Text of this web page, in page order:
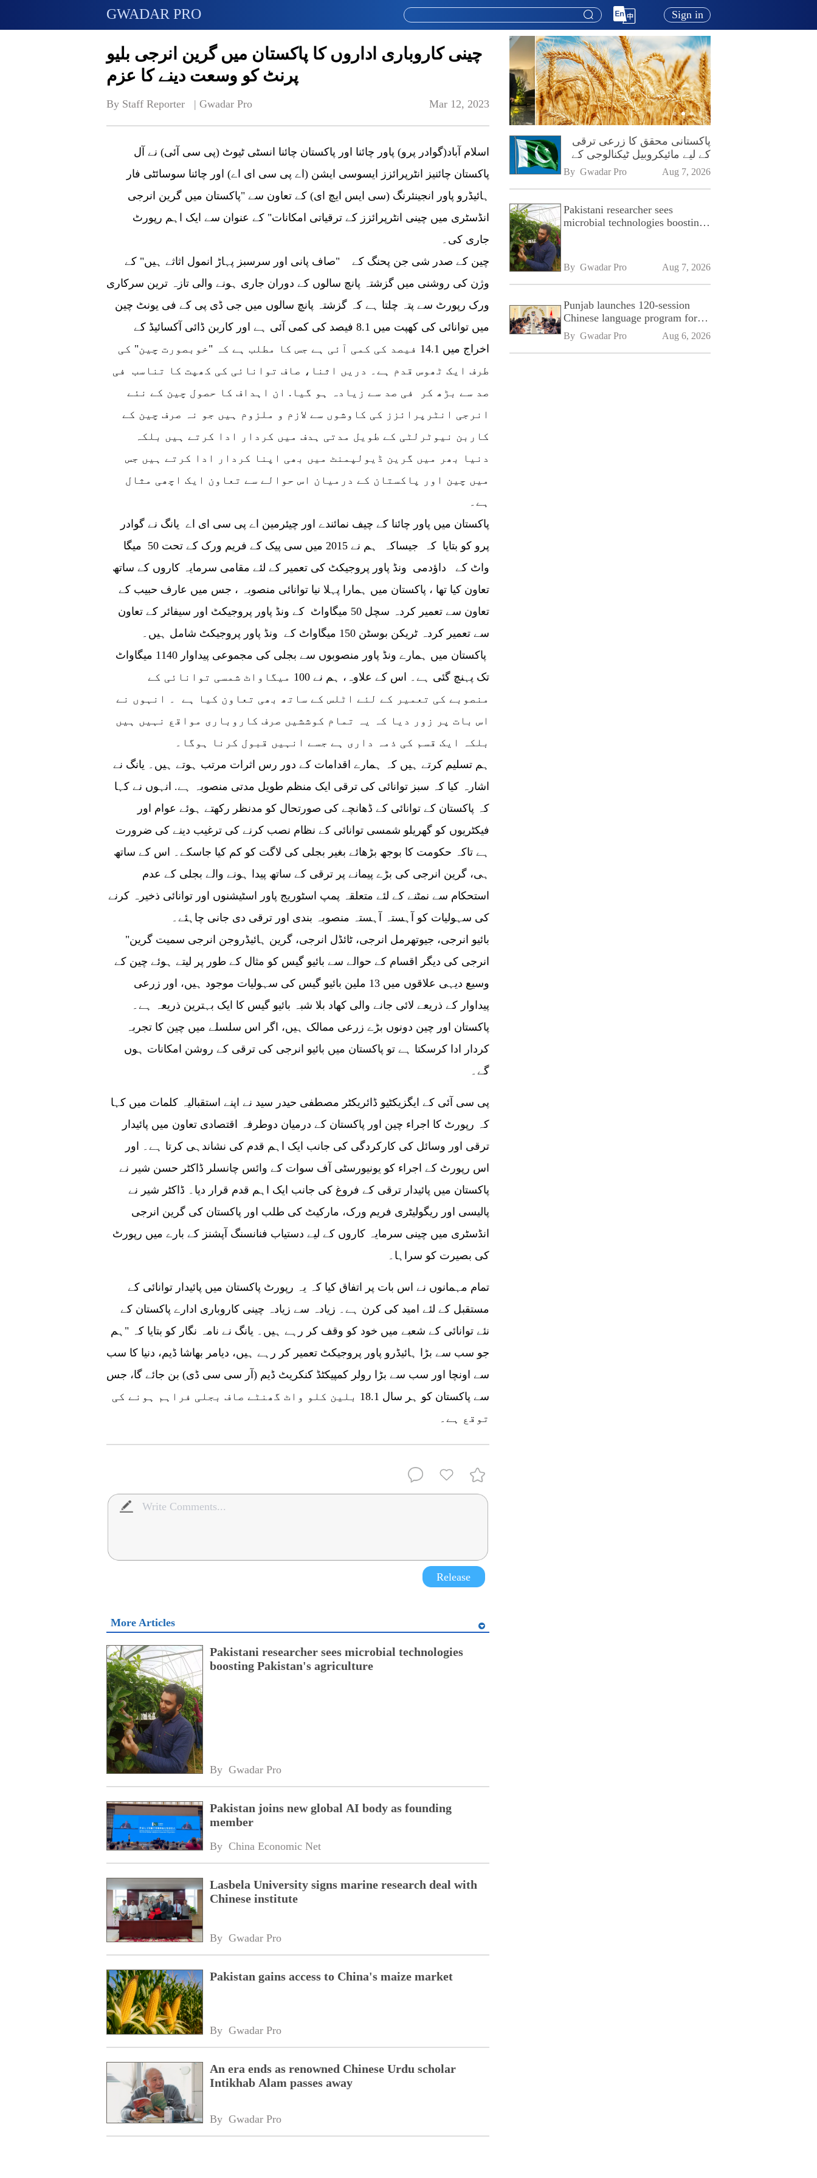
GWADAR PRO Sign in
چینی کاروباری اداروں کا پاکستان میں گرین انرجی بلیو
پرنٹ کو وسعت دینے کا عزم
By Staff Reporter   | Gwadar Pro Mar 12, 2023
اسلام آباد(گوادر پرو) پاور چائنا اور پاکستان چائنا انسٹی ٹیوٹ (پی سی آئی) نے آل
پاکستان چائنیز انٹرپرائزز ایسوسی ایشن (اے پی سی ای اے) اور چائنا سوسائٹی فار
ہائیڈرو پاور انجینئرنگ (سی ایس ایچ ای) کے تعاون سے "پاکستان میں گرین انرجی
انڈسٹری میں چینی انٹرپرائزز کے ترقیاتی امکانات" کے عنوان سے ایک اہم رپورٹ
جاری کی۔
چین کے صدر شی جن پحنگ کے "صاف پانی اور سرسبز پہاڑ انمول اثاثے ہیں" کے
وژن کی روشنی میں گزشتہ پانچ سالوں کے دوران جاری ہونے والی تازہ ترین سرکاری
ورک رپورٹ سے پتہ چلتا ہے کہ گزشتہ پانچ سالوں میں جی ڈی پی کے فی یونٹ چین
میں توانائی کی کھپت میں 8.1 فیصد کی کمی آئی ہے اور کاربن ڈائی آکسائیڈ کے
اخراج میں 14.1 فیصد کی کمی آئی ہے جس کا مطلب ہے کہ "خوبصورت چین" کی
طرف ایک ٹھوس قدم ہے۔ دریں اثنا، صاف توانائی کی کھپت کا تناسب فی
صد سے بڑھ کر فی صد سے زیادہ ہو گیا. ان اہداف کا حصول چین کے نئے
انرجی انٹرپرائزز کی کاوشوں سے لازم و ملزوم ہیں جو نہ صرف چین کے
کاربن نیوٹرلٹی کے طویل مدتی ہدف میں کردار ادا کرتے ہیں بلکہ
دنیا بھر میں گرین ڈیولپمنٹ میں بھی اپنا کردار ادا کرتے ہیں جس
میں چین اور پاکستان کے درمیان اس حوالے سے تعاون ایک اچھی مثال
ہے۔
پاکستان میں پاور چائنا کے چیف نمائندے اور چیئرمین اے پی سی ای اے یانگ نے گوادر
پرو کو بتایا کہ جیساکہ ہم نے 2015 میں سی پیک کے فریم ورک کے تحت 50 میگا
واٹ کے داؤدمی ونڈ پاور پروجیکٹ کی تعمیر کے لئے مقامی سرمایہ کاروں کے ساتھ
تعاون کیا تھا ، پاکستان میں ہمارا پہلا نیا توانائی منصوبہ ، جس میں عارف حبیب کے
تعاون سے تعمیر کردہ سچل 50 میگاواٹ کے ونڈ پاور پروجیکٹ اور سیفائر کے تعاون
سے تعمیر کردہ ٹریکن بوسٹن 150 میگاواٹ کے ونڈ پاور پروجیکٹ شامل ہیں۔
پاکستان میں ہمارے ونڈ پاور منصوبوں سے بجلی کی مجموعی پیداوار 1140 میگاواٹ
تک پہنچ گئی ہے۔ اس کے علاوہ، ہم نے 100 میگاواٹ شمسی توانائی کے
منصوبے کی تعمیر کے لئے اٹلس کے ساتھ بھی تعاون کیا ہے ۔ انہوں نے
اس بات پر زور دیا کہ یہ تمام کوششیں صرف کاروباری مواقع نہیں ہیں
بلکہ ایک قسم کی ذمہ داری ہے جسے انہیں قبول کرنا ہوگا۔
ہم تسلیم کرتے ہیں کہ ہمارے اقدامات کے دور رس اثرات مرتب ہوتے ہیں۔ یانگ نے
اشارہ کیا کہ سبز توانائی کی ترقی ایک منظم طویل مدتی منصوبہ ہے. انہوں نے کہا
کہ پاکستان کے توانائی کے ڈھانچے کی صورتحال کو مدنظر رکھتے ہوئے عوام اور
فیکٹریوں کو گھریلو شمسی توانائی کے نظام نصب کرنے کی ترغیب دینے کی ضرورت
ہے تاکہ حکومت کا بوجھ بڑھائے بغیر بجلی کی لاگت کو کم کیا جاسکے۔ اس کے ساتھ
ہی، گرین انرجی کی بڑے پیمانے پر ترقی کے ساتھ پیدا ہونے والے بجلی کے عدم
استحکام سے نمٹنے کے لئے متعلقہ پمپ اسٹوریج پاور اسٹیشنوں اور توانائی ذخیرہ کرنے
کی سہولیات کو آہستہ آہستہ منصوبہ بندی اور ترقی دی جانی چاہئے۔
"بائیو انرجی، جیوتھرمل انرجی، ٹائڈل انرجی، گرین ہائیڈروجن انرجی سمیت گرین
انرجی کی دیگر اقسام کے حوالے سے بائیو گیس کو مثال کے طور پر لیتے ہوئے چین کے
وسیع دیہی علاقوں میں 13 ملین بائیو گیس کی سہولیات موجود ہیں، اور زرعی
پیداوار کے ذریعے لائی جانے والی کھاد بلا شبہ بائیو گیس کا ایک بہترین ذریعہ ہے۔
پاکستان اور چین دونوں بڑے زرعی ممالک ہیں، اگر اس سلسلے میں چین کا تجربہ
کردار ادا کرسکتا ہے تو پاکستان میں بائیو انرجی کی ترقی کے روشن امکانات ہوں
گے۔
پی سی آئی کے ایگزیکٹیو ڈائریکٹر مصطفی حیدر سید نے اپنے استقبالیہ کلمات میں کہا
کہ رپورٹ کا اجراء چین اور پاکستان کے درمیان دوطرفہ اقتصادی تعاون میں پائیدار
ترقی اور وسائل کی کارکردگی کی جانب ایک اہم قدم کی نشاندہی کرتا ہے۔ اور
اس رپورٹ کے اجراء کو یونیورسٹی آف سوات کے وائس چانسلر ڈاکٹر حسن شیر نے
پاکستان میں پائیدار ترقی کے فروغ کی جانب ایک اہم قدم قرار دیا۔ ڈاکٹر شیر نے
پالیسی اور ریگولیٹری فریم ورک، مارکیٹ کی طلب اور پاکستان کی گرین انرجی
انڈسٹری میں چینی سرمایہ کاروں کے لیے دستیاب فنانسنگ آپشنز کے بارے میں رپورٹ
کی بصیرت کو سراہا۔
تمام مہمانوں نے اس بات پر اتفاق کیا کہ یہ رپورٹ پاکستان میں پائیدار توانائی کے
مستقبل کے لئے امید کی کرن ہے۔ زیادہ سے زیادہ چینی کاروباری ادارے پاکستان کے
نئے توانائی کے شعبے میں خود کو وقف کر رہے ہیں۔ یانگ نے نامہ نگار کو بتایا کہ "ہم
جو سب سے بڑا ہائیڈرو پاور پروجیکٹ تعمیر کر رہے ہیں، دیامر بھاشا ڈیم، دنیا کا سب
سے اونچا اور سب سے بڑا رولر کمپیکٹڈ کنکریٹ ڈیم (آر سی سی ڈی) بن جائے گا، جس
سے پاکستان کو ہر سال 18.1 بلین کلو واٹ گھنٹے صاف بجلی فراہم ہونے کی
توقع ہے۔
Release
More Articles
Pakistani researcher sees microbial technologies
boosting Pakistan's agriculture
By Gwadar Pro
Pakistan joins new global AI body as founding
member
By China Economic Net
Lasbela University signs marine research deal with
Chinese institute
By Gwadar Pro
Pakistan gains access to China's maize market
By Gwadar Pro
An era ends as renowned Chinese Urdu scholar
Intikhab Alam passes away
By Gwadar Pro
پاکستانی محقق کا زرعی ترقی
کے لیے مائیکروبیل ٹیکنالوجی کے
فروغ پر زور
By Gwadar Pro Aug 7, 2026
Pakistani researcher sees
microbial technologies boosting
By Gwadar Pro Aug 7, 2026
Punjab launches 120-session
Chinese language program for
SPU
By Gwadar Pro Aug 6, 2026